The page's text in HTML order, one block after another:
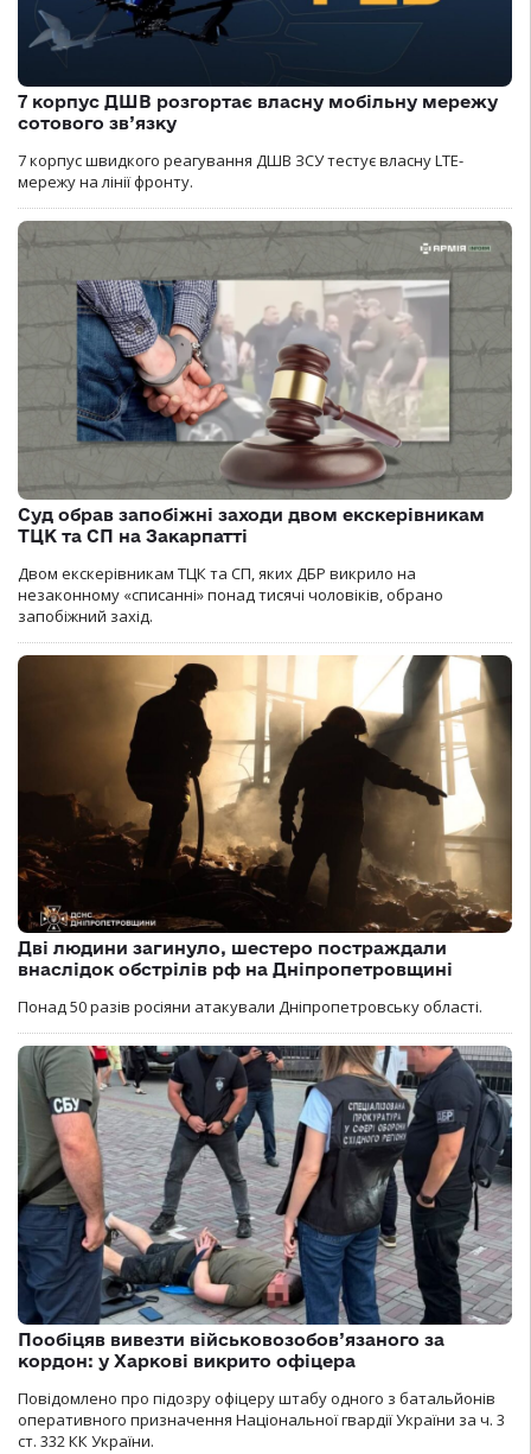
7 корпус ДШВ розгортає власну мобільну мережу
сотового зв’язку
7 корпус швидкого реагування ДШВ ЗСУ тестує власну LTE-
мережу на лінії фронту.
Суд обрав запобіжні заходи двом екскерівникам
ТЦК та СП на Закарпатті
Двом екскерівникам ТЦК та СП, яких ДБР викрило на
незаконному «списанні» понад тисячі чоловіків, обрано
запобіжний захід.
Дві людини загинуло, шестеро постраждали
внаслідок обстрілів рф на Дніпропетровщині
Понад 50 разів росіяни атакували Дніпропетровську області.
Пообіцяв вивезти військовозобов’язаного за
кордон: у Харкові викрито офіцера
Повідомлено про підозру офіцеру штабу одного з батальйонів
оперативного призначення Національної гвардії України за ч. 3
ст. 332 КК України.